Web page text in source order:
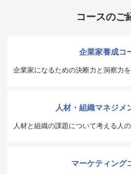
コースのご
企業家養成コ
企業家になるための決断力と洞察力
人材・組織マネジメ
人材と組織の課題について考える人
マーケティング